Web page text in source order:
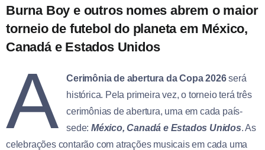
Burna Boy e outros nomes abrem o maior
torneio de futebol do planeta em México,
Canadá e Estados Unidos
A Cerimônia de abertura da Copa 2026será
histórica. Pela primeira vez, o torneio terá três
cerimônias de abertura, uma em cada país-
sede:México, Canadá e Estados Unidos. As
celebrações contarão com atrações musicais em cada uma